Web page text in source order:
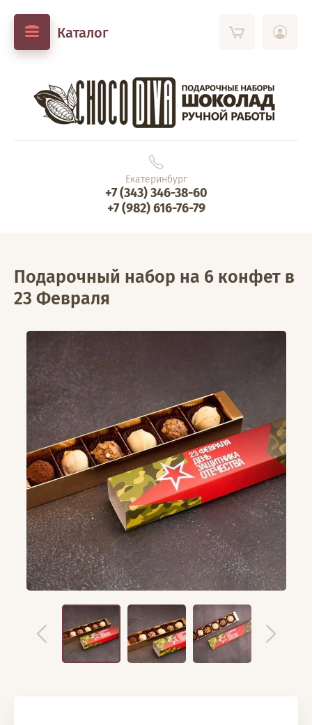
Екатеринбург
+7 (343) 346-38-60
+7 (982) 616-76-79
Каталог
Подарочный набор на 6 конфет в
23 Февраля